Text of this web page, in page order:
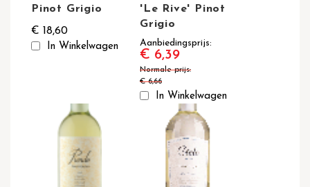
Pinot Grigio
€ 18,60
In Winkelwagen
'Le Rive' Pinot
Grigio
Aanbiedingsprijs
€ 6,39
Normale prijs
€ 6,66
In Winkelwagen